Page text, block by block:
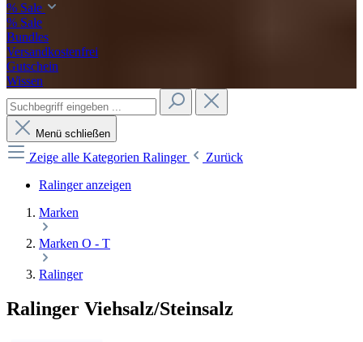
% Sale
% Sale
Bundles
Versandkostenfrei
Gutschein
Wissen
Menü schließen
Zeige alle Kategorien Ralinger
Zurück
Ralinger anzeigen
Marken
Marken O - T
Ralinger
Ralinger Viehsalz/Steinsalz